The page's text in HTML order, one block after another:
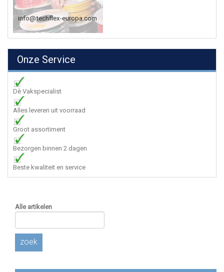
info@techflex-europa.com
Onze Service
Dè Vakspecialist
Alles leveren uit voorraad
Groot assortiment
Bezorgen binnen 2 dagen
Beste kwaliteit en service
Alle artikelen
zoek